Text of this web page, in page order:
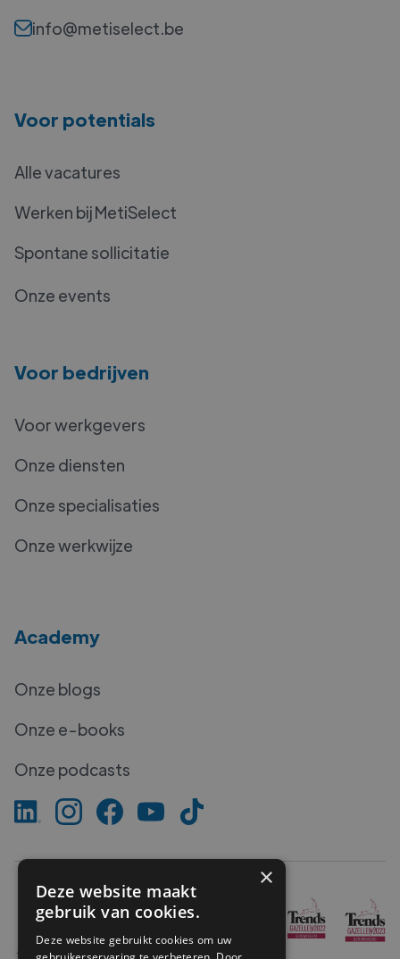
info@metiselect.be
Voor potentials
Alle vacatures
Werken bij MetiSelect
Spontane sollicitatie
Onze events
Voor bedrijven
Voor werkgevers
Onze diensten
Onze specialisaties
Onze werkwijze
Academy
Onze blogs
Onze e-books
Onze podcasts
×
Deze website maakt
gebruik van cookies.
Deze website gebruikt cookies om uw